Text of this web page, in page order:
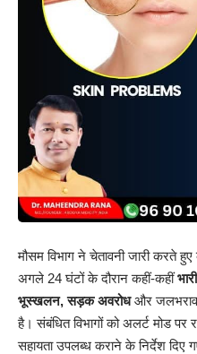
मौसम विभाग ने चेतावनी जारी करते
अगले 24 घंटों के दौरान कहीं-कहीं
भूस्खलन, सड़क अवरोधऔर जलभराव
है। संबंधित विभागों को अलर्ट मोड पर
सहायता उपलब्ध कराने के निर्देश दिए